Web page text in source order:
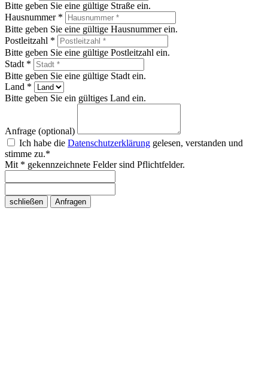
Bitte geben Sie eine gültige Straße ein.
Hausnummer *
Bitte geben Sie eine gültige Hausnummer ein.
Postleitzahl *
Bitte geben Sie eine gültige Postleitzahl ein.
Stadt *
Bitte geben Sie eine gültige Stadt ein.
Land *
Bitte geben Sie ein gültiges Land ein.
Anfrage (optional)
Ich habe die Datenschutzerklärung gelesen, verstanden und
stimme zu.*
Mit * gekennzeichnete Felder sind Pflichtfelder.
schließen Anfragen